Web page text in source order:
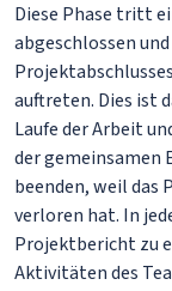
Diese Phase tritt
abgeschlossen
auftreten. Dies ist
Laufe der Arbeit
der gemeinsamen
beenden, weil das
verloren hat. In
Projektbericht zu
Aktivitäten des